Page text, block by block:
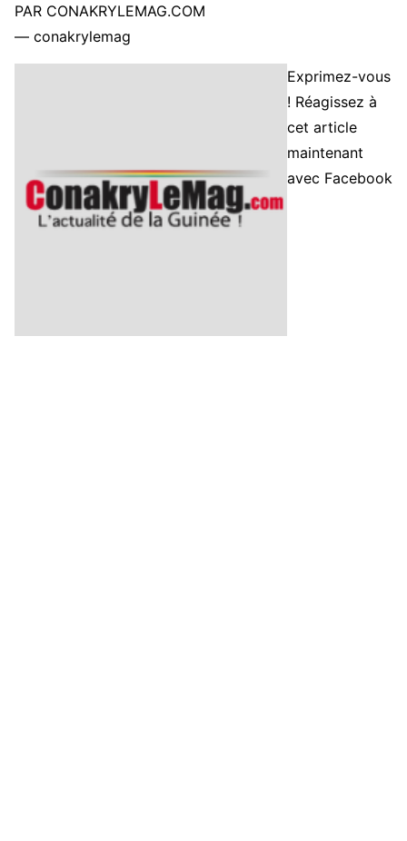
PAR CONAKRYLEMAG.COM
— conakrylemag
Exprimez-vous
! Réagissez à
cet article
maintenant
avec Facebook